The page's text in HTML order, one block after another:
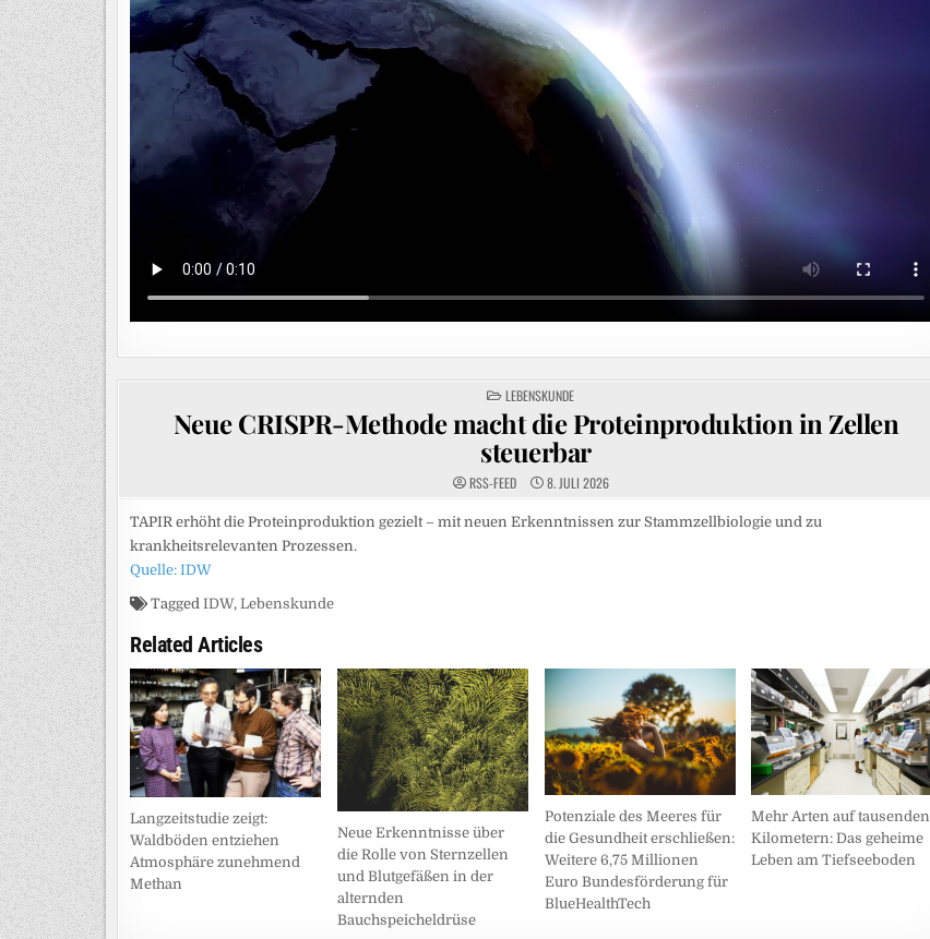
POSTED
IN
LEBENSKUNDE
Neue CRISPR-Methode macht die Proteinproduktion in Zellen
steuerbar
RSS-FEED 8. JULI 2026
TAPIR erhöht die Proteinproduktion gezielt – mit neuen Erkenntnissen zur Stammzellbiologie und zu
krankheitsrelevanten Prozessen.
Quelle: IDW
Tagged IDW, Lebenskunde
Related Articles
Langzeitstudie zeigt:
Waldböden entziehen
Atmosphäre zunehmend
Methan
Neue Erkenntnisse über
die Rolle von Sternzellen
und Blutgefäßen in der
alternden
Bauchspeicheldrüse
Potenziale des Meeres für
die Gesundheit erschließen:
Weitere 6,75 Millionen
Euro Bundesförderung für
BlueHealthTech
Mehr Arten auf tausenden
Kilometern: Das geheime
Leben am Tiefseeboden